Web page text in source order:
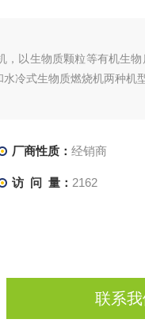
以生物质颗粒等有机生
冷式生物质燃烧机两种机型
厂商性质： 经销商
访 问 量： 2162
联系我